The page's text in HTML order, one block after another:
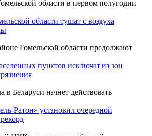
области в первом полугодии
области тушат с воздуха
Гомельской области продолжают
пунктов исключат из зон
в Беларуси начнет действовать
Ратон» установил очередной